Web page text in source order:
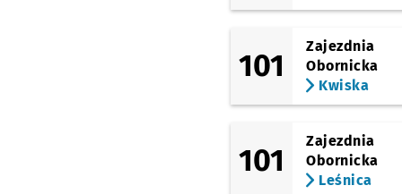
101
Zajezdnia
Obornicka
Kwiska
101
Zajezdnia
Obornicka
Leśnica